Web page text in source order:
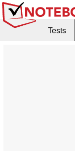
Tests